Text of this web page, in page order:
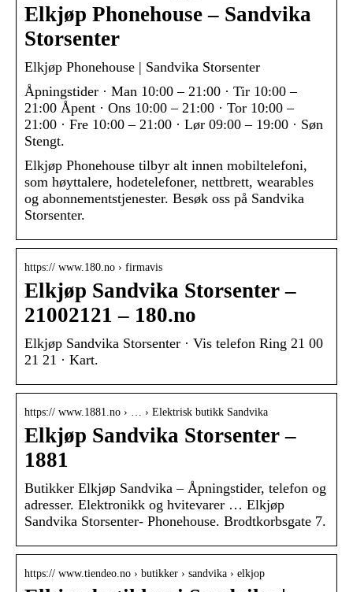
Elkjøp Phonehouse – Sandvika
Storsenter
Elkjøp Phonehouse | Sandvika Storsenter
Åpningstider · Man 10:00 – 21:00 · Tir 10:00 –
21:00 Åpent · Ons 10:00 – 21:00 · Tor 10:00 –
21:00 · Fre 10:00 – 21:00 · Lør 09:00 – 19:00 · Søn
Stengt.
Elkjøp Phonehouse tilbyr alt innen mobiltelefoni,
som høyttalere, hodetelefoner, nettbrett, wearables
og abonnementstjenester. Besøk oss på Sandvika
Storsenter.
https:// www.180.no › firmavis
Elkjøp Sandvika Storsenter –
21002121 – 180.no
Elkjøp Sandvika Storsenter · Vis telefon Ring 21 00
21 21 · Kart.
https:// www.1881.no › … › Elektrisk butikk Sandvika
Elkjøp Sandvika Storsenter –
1881
Butikker Elkjøp Sandvika – Åpningstider, telefon og
adresser. Elektronikk og hvitevarer … Elkjøp
Sandvika Storsenter- Phonehouse. Brodtkorbsgate 7.
https:// www.tiendeo.no › butikker › sandvika › elkjop